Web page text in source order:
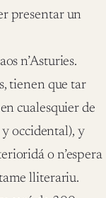
presentar un
n’Asturies.
tienen que tar
cualesquier de
y occidental), y
o n’espera
lliterariu.